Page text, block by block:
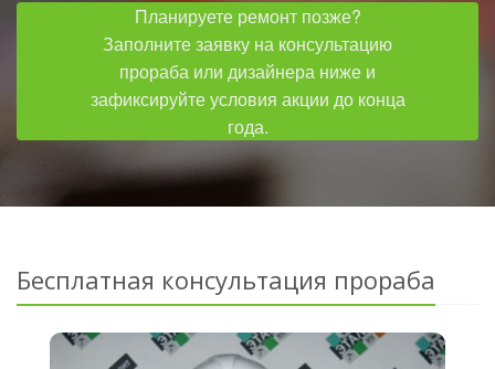
Планируете ремонт позже?
Заполните заявку на консультацию
прораба или дизайнера ниже и
зафиксируйте условия акции до конца
года.
Бесплатная консультация прораба